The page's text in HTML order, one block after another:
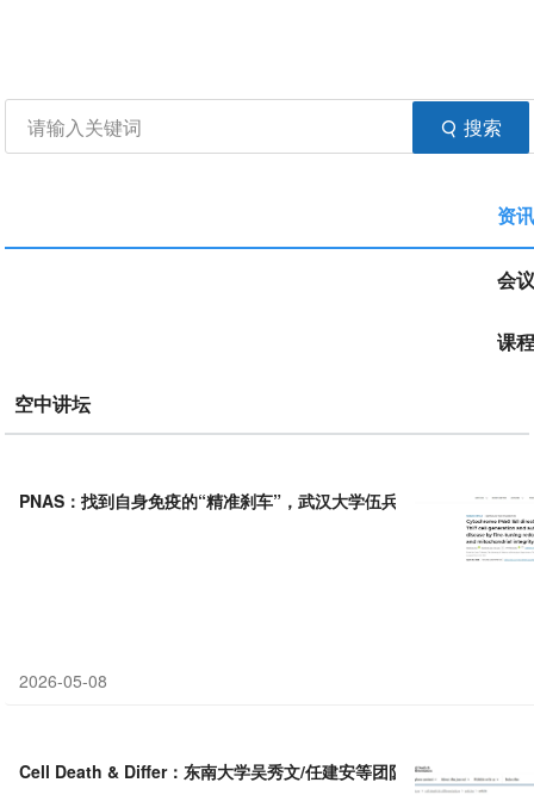
搜索
资
会
课
空中讲坛
PNAS：找到自身免疫的“精准刹车”，武汉大学伍兵团队发现CYP1 B1
2026-05-08
Cell Death & Differ：东南大学吴秀文/任建安等团队揭示微管解聚通